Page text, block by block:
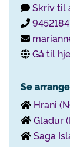
Skriv til
Gå til
Se
Hrani
Gladur
Saga